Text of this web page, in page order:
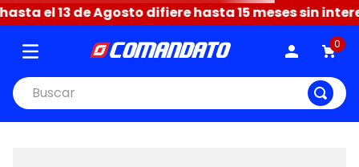
el 13 de Agosto difiere hasta 15 meses sin
0
Buscar